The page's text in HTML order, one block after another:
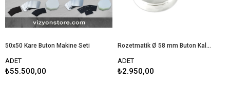
50x50 Kare Buton Makine Seti
ADET
₺55.500,00
Rozetmatik Ø 58 mm Buton Kalıbı
ADET
₺2.950,00